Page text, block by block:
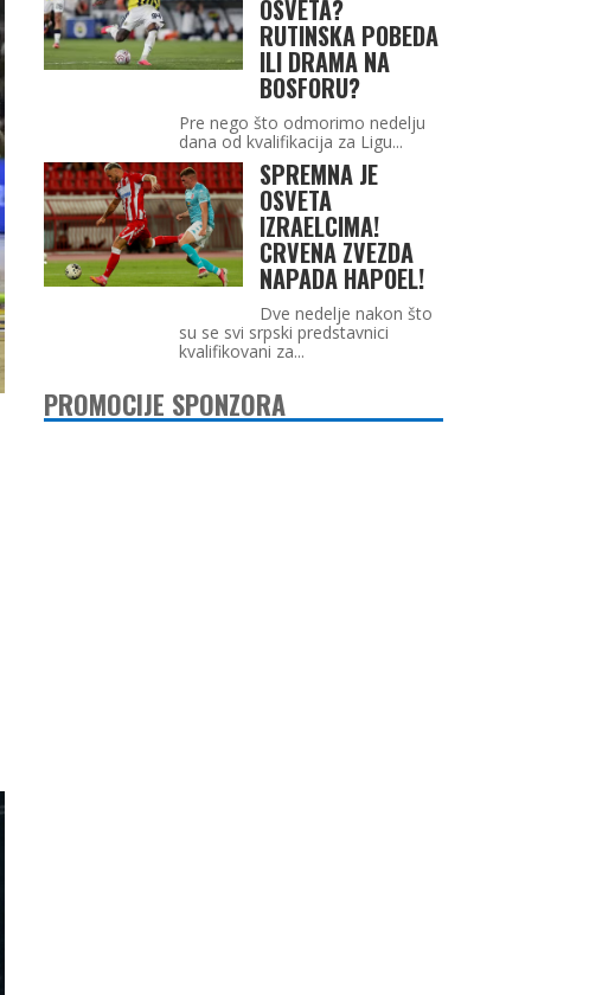
OSVETA?
RUTINSKA POBEDA
ILI DRAMA NA
BOSFORU?
Pre nego što odmorimo nedelju
dana od kvalifikacija za Ligu...
SPREMNA JE
OSVETA
IZRAELCIMA!
CRVENA ZVEZDA
NAPADA HAPOEL!
Dve nedelje nakon što
su se svi srpski predstavnici
kvalifikovani za...
PROMOCIJE SPONZORA